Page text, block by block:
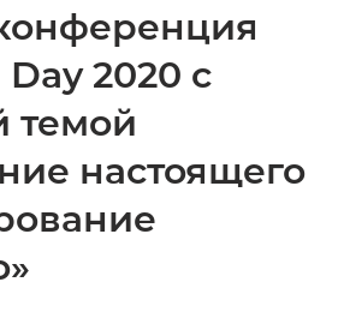
Day 2020 с
темой
настоящего